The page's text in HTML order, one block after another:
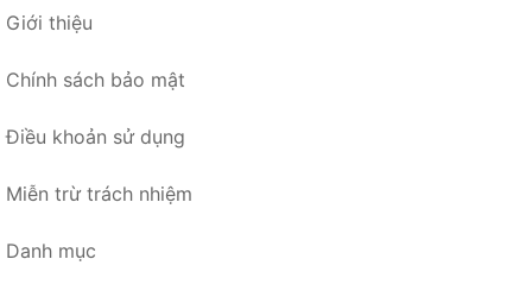
Giới thiệu
Chính sách bảo mật
Điều khoản sử dụng
Miễn trừ trách nhiệm
Danh mục